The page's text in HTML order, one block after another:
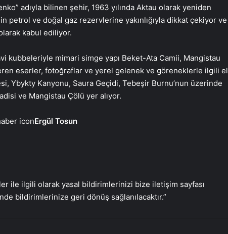
adıyla bilinen şehir, 1963 yılında Aktau olarak yeniden
petrol ve doğal gaz rezervlerine yakınlığıyla dikkat çekiyor ve
kabul ediliyor.
kubbeleriyle mimari simge yapı Beket-Ata Camii, Mangistau
eserler, fotoğraflar ve yerel gelenek ve göreneklerle ilgili el
Ybykty Kanyonu, Saura Geçidi, Tebeşir Burnu’nun üzerinde
ve Mangistau Çölü yer alıyor.
Ergül Tosun
ile ilgili olarak yasal bildirimlerinizi bize iletişim sayfası
bildirimlerinize geri dönüş sağlanılacaktır.”
Bakanı Ersoy: Göbeklitepe
markalaşması gereken
ürünlerimizin başında geliyor
Belçim Bilgin, Onur Tuna, Tanem